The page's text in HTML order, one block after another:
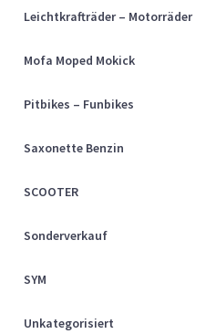
Leichtkrafträder – Motorräder
Mofa Moped Mokick
Pitbikes – Funbikes
Saxonette Benzin
SCOOTER
Sonderverkauf
SYM
Unkategorisiert